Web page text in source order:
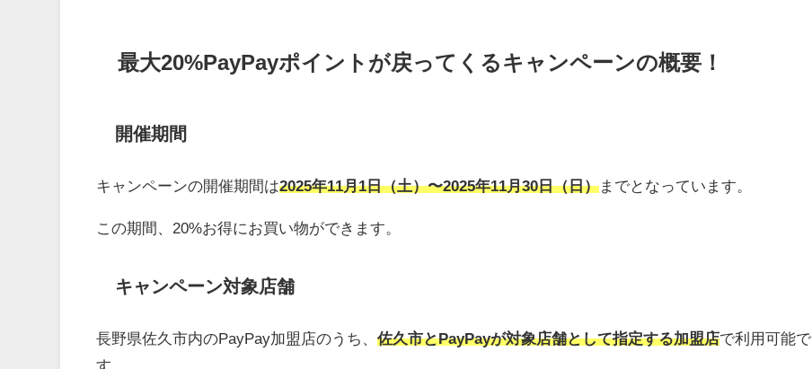
最大20%PayPayポイントが戻ってくるキャンペーンの概要！
開催期間
キャンペーンの開催期間は2025年11月1日（土）〜2025年11月30日（日）までとなっています。
この期間、20%お得にお買い物ができます。
キャンペーン対象店舗
長野県佐久市内のPayPay加盟店のうち、佐久市とPayPayが対象店舗として指定する加盟店で利用可能で
す。